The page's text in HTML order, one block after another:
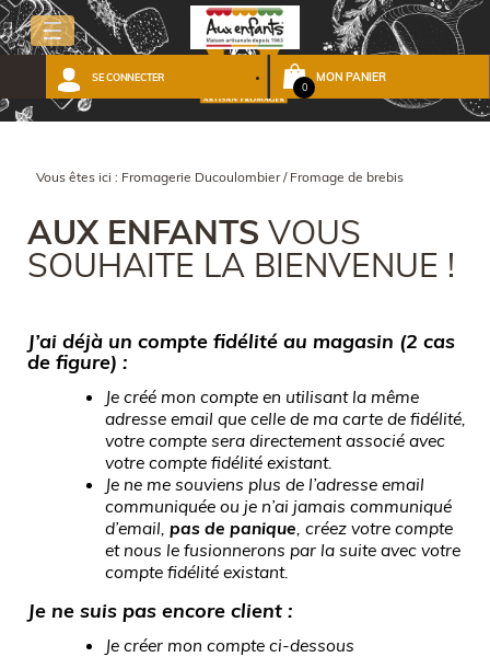
SE CONNECTER
0
MON PANIER
Vous êtes ici : Fromagerie Ducoulombier / Fromage de brebis
AUX ENFANTS VOUS
SOUHAITE LA BIENVENUE !
J’ai déjà un compte fidélité au magasin (2 cas
de figure) :
Je créé mon compte en utilisant la même
adresse email que celle de ma carte de fidélité,
votre compte sera directement associé avec
votre compte fidélité existant.
Je ne me souviens plus de l’adresse email
communiquée ou je n’ai jamais communiqué
d’email,pas de panique, créez votre compte
et nous le fusionnerons par la suite avec votre
compte fidélité existant.
Je ne suis pas encore client :
Je créer mon compte ci-dessous